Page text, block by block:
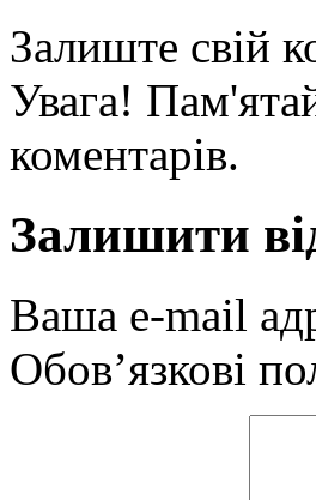
Залиште свій
Увага!
коментарів.
Залишити
Ваша e-mail
Обов’язкові